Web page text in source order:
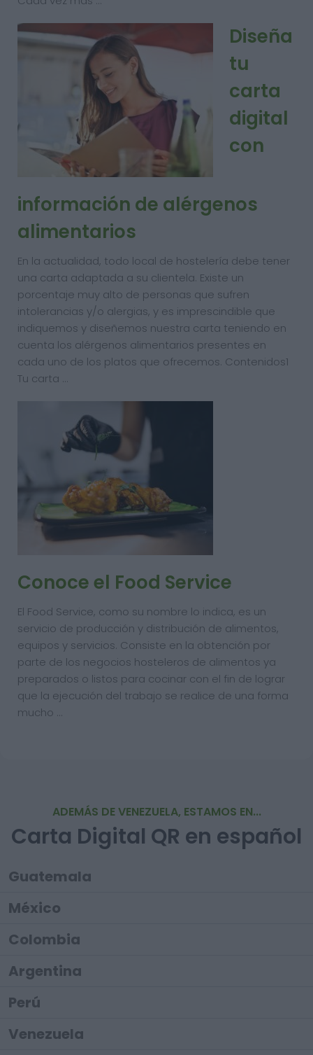
Diseña
tu
carta
digital
con
información de alérgenos
alimentarios
En la actualidad, todo local de hostelería debe tener
una carta adaptada a su clientela. Existe un
porcentaje muy alto de personas que sufren
intolerancias y/o alergias, y es imprescindible que
indiquemos y diseñemos nuestra carta teniendo en
cuenta los alérgenos alimentarios presentes en
cada uno de los platos que ofrecemos. Contenidos1
Tu carta …
Conoce el Food Service
El Food Service, como su nombre lo indica, es un
servicio de producción y distribución de alimentos,
equipos y servicios. Consiste en la obtención por
parte de los negocios hosteleros de alimentos ya
preparados o listos para cocinar con el fin de lograr
que la ejecución del trabajo se realice de una forma
mucho …
ADEMÁS DE VENEZUELA, ESTAMOS EN...
Carta Digital QR en español
Guatemala
México
Colombia
Argentina
Perú
Venezuela